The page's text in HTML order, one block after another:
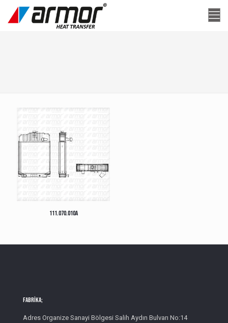
111.070.010A
Fabrika;
Adres Organize Sanayi Bölgesi Salih Aydın Bulvarı No:14